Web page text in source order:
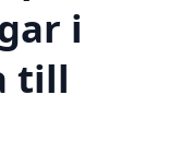
i
till